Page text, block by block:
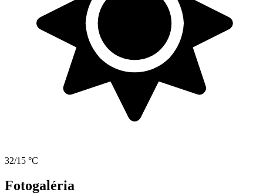
32/15 °C
Fotogaléria